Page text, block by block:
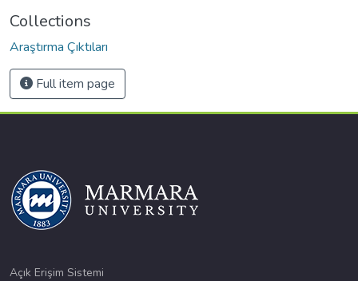
Collections
Araştırma Çıktıları
Full item page
Açık Erişim Sistemi